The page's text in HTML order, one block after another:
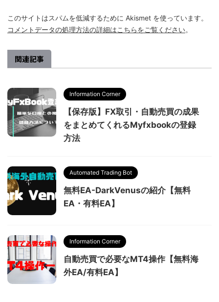
このサイトはスパムを低減するために Akismet を使っています。
コメントデータの処理方法の詳細はこちらをご覧ください。
関連記事
Information Corner
【保存版】FX取引・自動売買の成果
をまとめてくれるMyfxbookの登録
方法
Automated Trading Bot
無料EA-DarkVenusの紹介【無料
EA・有料EA】
Information Corner
自動売買で必要なMT4操作【無料海
外EA/有料EA】